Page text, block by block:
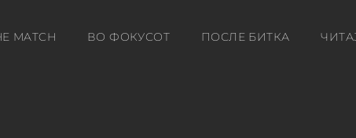
MATCH ВО ФОКУСОТ ПОСЛЕ БИТКА